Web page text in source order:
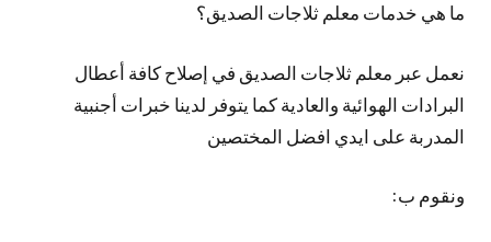
ما هي خدمات معلم ثلاجات الصديق؟
نعمل عبر معلم ثلاجات الصديق في إصلاح كافة أعطال
البرادات الهوائية والعادية كما يتوفر لدينا خبرات أجنبية
المدربة على ايدي افضل المختصين
ونقوم ب: